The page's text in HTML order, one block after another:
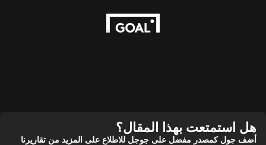
هل استمتعت بهذا المقال؟
أضف جول كمصدر مفضل على جوجل للاطلاع على المزيد من تقاريرنا